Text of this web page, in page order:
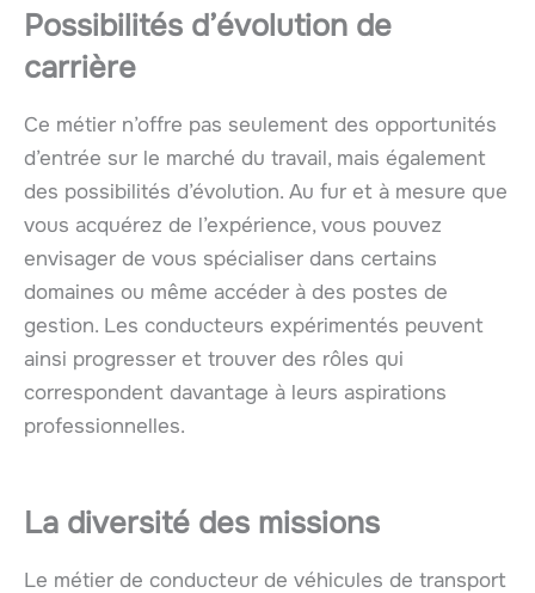
Possibilités d’évolution de
carrière
Ce métier n’offre pas seulement des opportunités
d’entrée sur le marché du travail, mais également
des possibilités d’évolution. Au fur et à mesure que
vous acquérez de l’expérience, vous pouvez
envisager de vous spécialiser dans certains
domaines ou même accéder à des postes de
gestion. Les conducteurs expérimentés peuvent
ainsi progresser et trouver des rôles qui
correspondent davantage à leurs aspirations
professionnelles.
La diversité des missions
Le métier de conducteur de véhicules de transport